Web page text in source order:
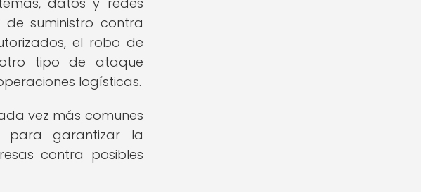
suministro contra
el robo de
otro tipo de ataque
logísticas.
vez más comunes
para garantizar la
contra posibles